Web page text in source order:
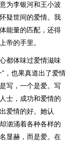
为李银河和王小波
疑世间的爱情。我
能量的匹配，还得
帝的手里。
都体味过爱情滋味
，也果真道出了爱情
写，一个是爱。写
士，成功和爱情的
爱情的好。她认
汹涌着各种各样的
显赫，而是爱。在